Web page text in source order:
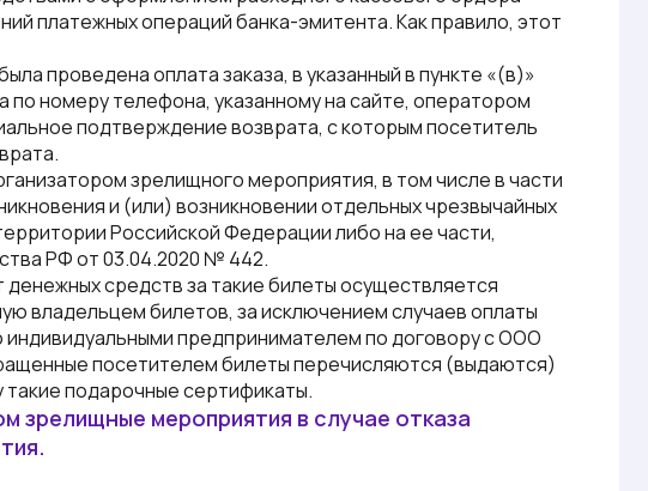
платежных операций банка-эмитента. Как правило, этот
проведена оплата заказа, в указанный в пункте «(в)»
номеру телефона, указанному на сайте, оператором
подтверждение возврата, с которым посетитель
зрелищного мероприятия, в том числе в части
и (или) возникновении отдельных чрезвычайных
Российской Федерации либо на ее части,
РФ от 03.04.2020 № 442.
средств за такие билеты осуществляется
владельцем билетов, за исключением случаев оплаты
предпринимателем по договору с ООО
посетителем билеты перечисляются (выдаются)
подарочные сертификаты.
зрелищные мероприятия в случае отказа